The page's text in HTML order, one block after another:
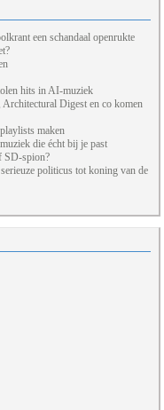
een schandaal openrukte
hits in AI-muziek
Digest en co komen
maken
die écht bij je past
SD-spion?
politicus tot koning van de